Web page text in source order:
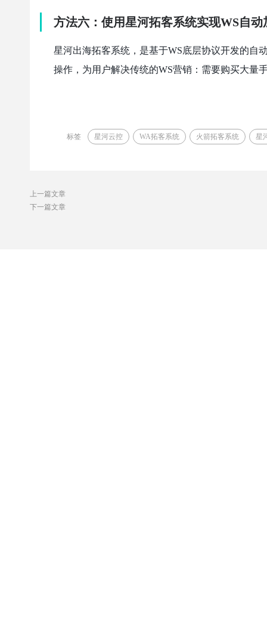
方法六： 使用星河拓客系统实现WS自动
星河出海拓客系统，是基于WS底层协议开发的自
操作，为用户解决传统的WS营销：需要购买大量
标签 星河云控 WA拓客系统 火箭拓客系统 星
上一篇文章
下一篇文章